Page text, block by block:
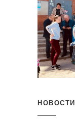
НОВОСТИ